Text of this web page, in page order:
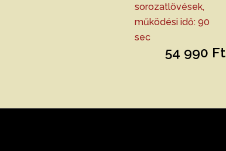
sorozatlövések,
működési idő: 90
sec
54 990 Ft